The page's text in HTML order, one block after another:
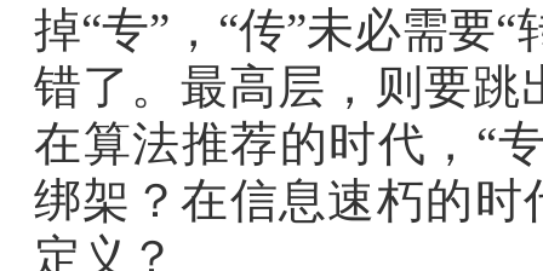
掉“专”，“传”未必需要
错了。最高层，则要跳
在算法推荐的时代，“
绑架？在信息速朽的时
定义？